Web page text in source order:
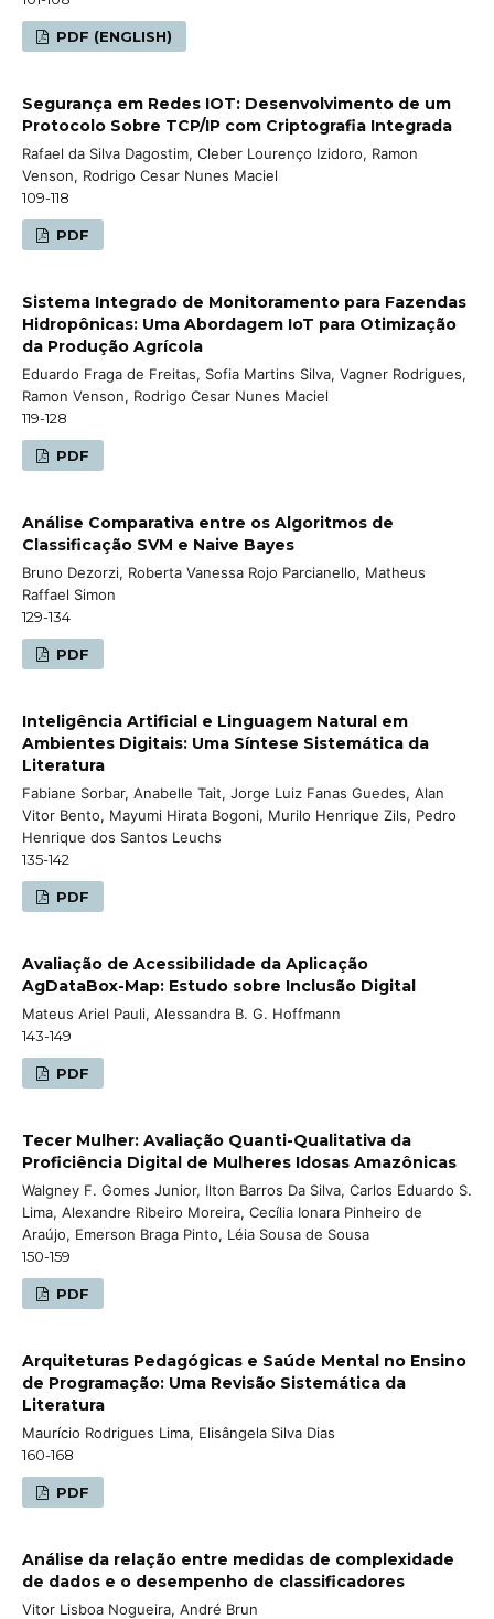
PDF (ENGLISH)
Segurança em Redes IOT: Desenvolvimento de um
Protocolo Sobre TCP/IP com Criptografia Integrada
Rafael da Silva Dagostim, Cleber Lourenço Izidoro, Ramon
Venson, Rodrigo Cesar Nunes Maciel
109-118
PDF
Sistema Integrado de Monitoramento para Fazendas
Hidropônicas: Uma Abordagem IoT para Otimização
da Produção Agrícola
Eduardo Fraga de Freitas, Sofia Martins Silva, Vagner Rodrigues,
Ramon Venson, Rodrigo Cesar Nunes Maciel
119-128
PDF
Análise Comparativa entre os Algoritmos de
Classificação SVM e Naive Bayes
Bruno Dezorzi, Roberta Vanessa Rojo Parcianello, Matheus
Raffael Simon
129-134
PDF
Inteligência Artificial e Linguagem Natural em
Ambientes Digitais: Uma Síntese Sistemática da
Literatura
Fabiane Sorbar, Anabelle Tait, Jorge Luiz Fanas Guedes, Alan
Vitor Bento, Mayumi Hirata Bogoni, Murilo Henrique Zils, Pedro
Henrique dos Santos Leuchs
135-142
PDF
Avaliação de Acessibilidade da Aplicação
AgDataBox-Map: Estudo sobre Inclusão Digital
Mateus Ariel Pauli, Alessandra B. G. Hoffmann
143-149
PDF
Tecer Mulher: Avaliação Quanti-Qualitativa da
Proficiência Digital de Mulheres Idosas Amazônicas
Walgney F. Gomes Junior, Ilton Barros Da Silva, Carlos Eduardo S.
Lima, Alexandre Ribeiro Moreira, Cecília Ionara Pinheiro de
Araújo, Emerson Braga Pinto, Léia Sousa de Sousa
150-159
PDF
Arquiteturas Pedagógicas e Saúde Mental no Ensino
de Programação: Uma Revisão Sistemática da
Literatura
Maurício Rodrigues Lima, Elisângela Silva Dias
160-168
PDF
Análise da relação entre medidas de complexidade
de dados e o desempenho de classificadores
Vitor Lisboa Nogueira, André Brun